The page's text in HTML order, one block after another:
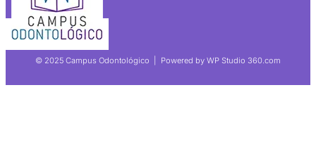
© 2025 Campus Odontológico | Powered by WP Studio 360.com